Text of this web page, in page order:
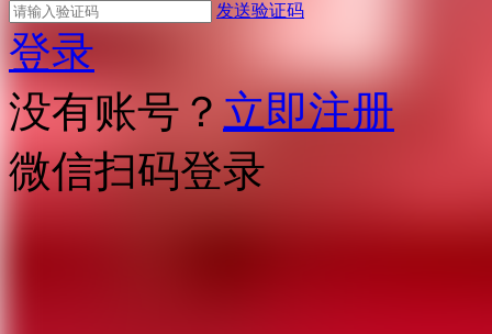
发送验证码
登录
没有账号？ 立即注册
微信扫码登录